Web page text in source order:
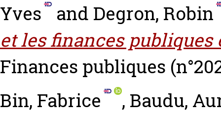
Yves
and Degron, Robin
et les finances publiques
Finances publiques
Bin, Fabrice
, Baudu,